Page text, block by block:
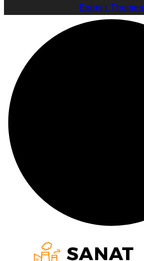
Expert Themes